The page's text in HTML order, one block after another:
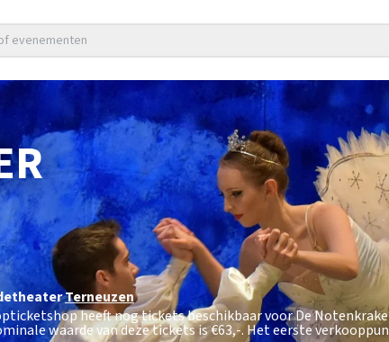
evenementen
Terneuzen
heeft nog tickets beschikbaar voor De
waarde van deze tickets is€63,-. Het eerste